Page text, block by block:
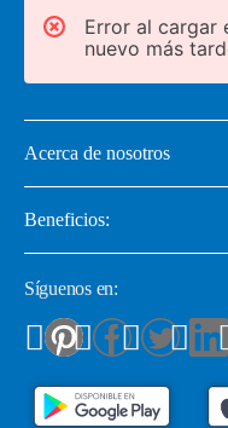
Error al cargar
nuevo más
Acerca de nosotros
Beneficios:
Síguenos en: